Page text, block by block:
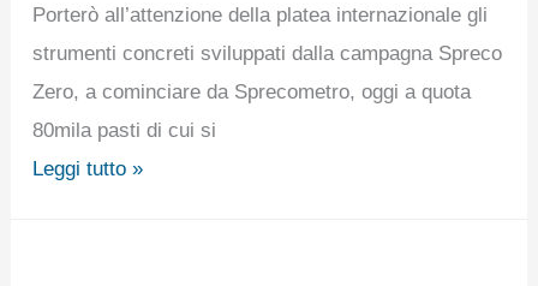
Porterò all’attenzione della platea internazionale gli
strumenti concreti sviluppati dalla campagna Spreco
Zero, a cominciare da Sprecometro, oggi a quota
80mila pasti di cui si
Repubblica
italiana
Leggi tutto »